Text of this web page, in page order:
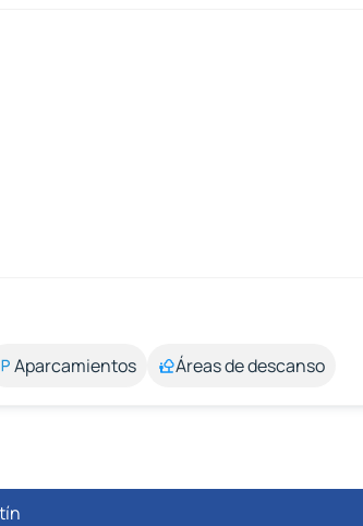
Aparcamientos Áreas de descanso